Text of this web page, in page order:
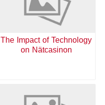
The Impact of Technology
on Nätcasinon